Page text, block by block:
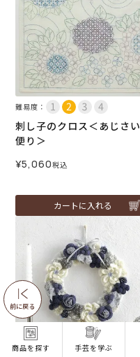
商品を探す 手芸を学ぶ
前に戻る
難易度：
刺し子のクロス＜あじさい
便り＞
¥5,060税込
カートに入れる